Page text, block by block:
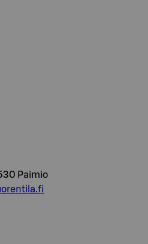
Paimio